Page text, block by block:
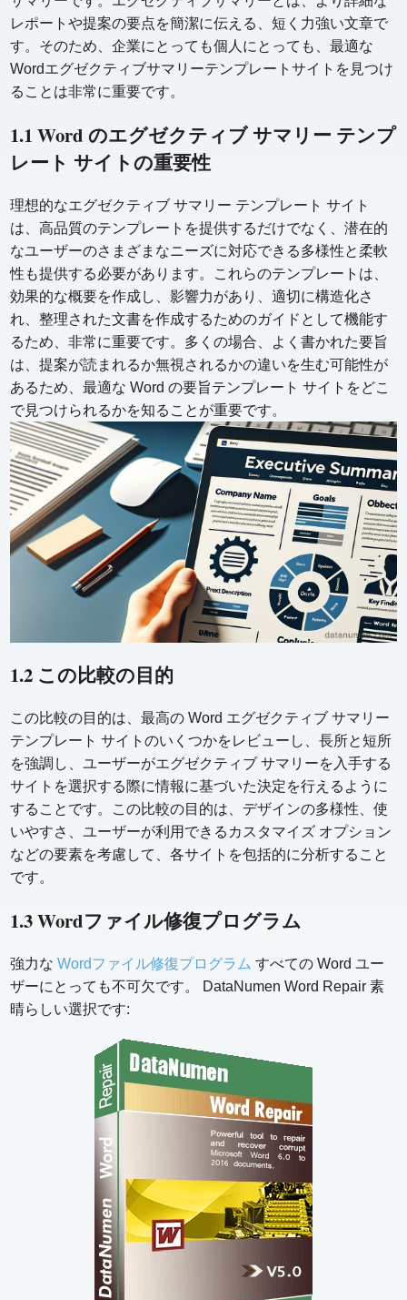
レポートや提案の要点を簡潔に伝える、短く力強い文章で
す。そのため、企業にとっても個人にとっても、最適な
Wordエグゼクティブサマリーテンプレートサイトを見つけ
ることは非常に重要です。
1.1 Word のエグゼクティブ サマリー テンプ
レート サイトの重要性
理想的なエグゼクティブ サマリー テンプレート サイト
は、高品質のテンプレートを提供するだけでなく、潜在的
なユーザーのさまざまなニーズに対応できる多様性と柔軟
性も提供する必要があります。これらのテンプレートは、
効果的な概要を作成し、影響力があり、適切に構造化さ
れ、整理された文書を作成するためのガイドとして機能す
るため、非常に重要です。多くの場合、よく書かれた要旨
は、提案が読まれるか無視されるかの違いを生む可能性が
あるため、最適な Word の要旨テンプレート サイトをどこ
で見つけられるかを知ることが重要です。
1.2 この比較の目的
この比較の目的は、最高の Word エグゼクティブ サマリー
テンプレート サイトのいくつかをレビューし、長所と短所
を強調し、ユーザーがエグゼクティブ サマリーを入手する
サイトを選択する際に情報に基づいた決定を行えるように
することです。この比較の目的は、デザインの多様性、使
いやすさ、ユーザーが利用できるカスタマイズ オプション
などの要素を考慮して、各サイトを包括的に分析すること
です。
1.3 Wordファイル修復プログラム
強力なWordファイル修復プログラム すべての Word ユー
ザーにとっても不可欠です。 DataNumen Word Repair 素
晴らしい選択です: